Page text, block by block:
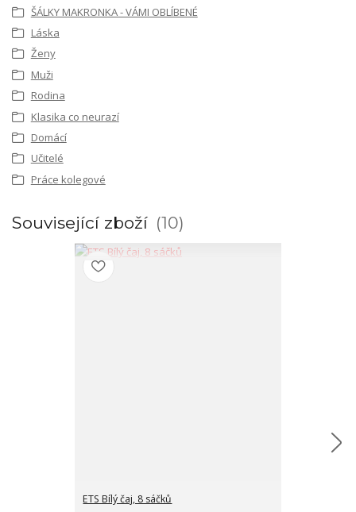
ŠÁLKY MAKRONKA - VÁMI OBLÍBENÉ
Láska
Ženy
Muži
Rodina
Klasika co neurazí
Domácí
Učitelé
Práce kolegové
Související zboží 10
ETS Bílý čaj, 8 sáčků